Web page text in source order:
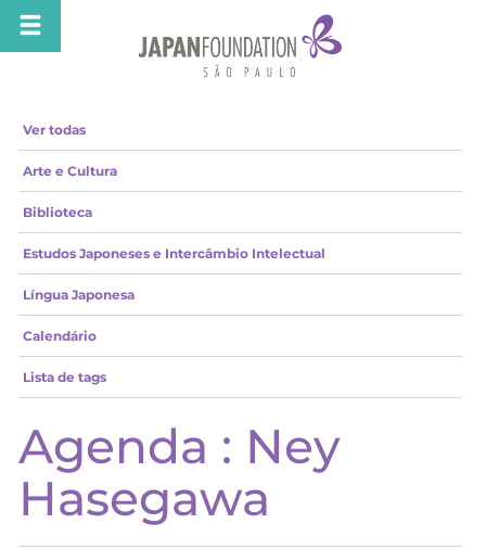
Ver todas
Arte e Cultura
Biblioteca
Estudos Japoneses e Intercâmbio Intelectual
Língua Japonesa
Calendário
Lista de tags
Agenda : Ney
Hasegawa